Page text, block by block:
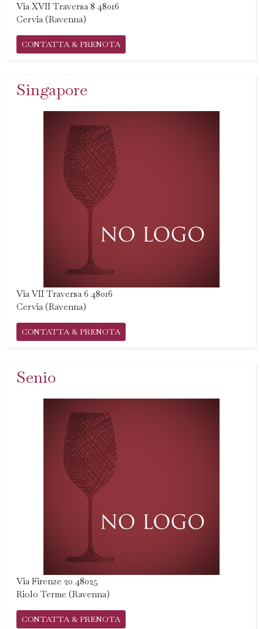
Via XVII Traversa 8 48016
Cervia (Ravenna)
CONTATTA & PRENOTA
Singapore
Via VII Traversa 6 48016
Cervia (Ravenna)
CONTATTA & PRENOTA
Senio
Via Firenze 20 48025
Riolo Terme (Ravenna)
CONTATTA & PRENOTA